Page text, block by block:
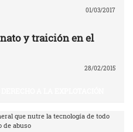
01/03/2017
y traición en el
28/02/2015
que nutre la tecnología de todo
de abuso